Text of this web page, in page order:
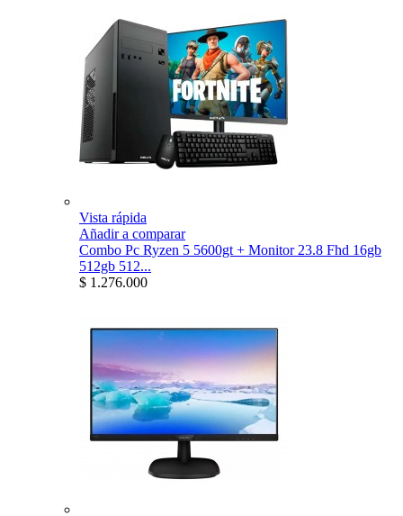
Vista rápida
Añadir a comparar
Combo Pc Ryzen 5 5600gt + Monitor 23.8 Fhd 16gb
512gb 512...
$ 1.276.000